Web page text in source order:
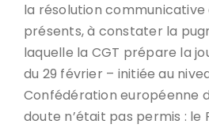
la résolution
présents, à constater la
laquelle la CGT prépare la
du 29 février – initiée au
Confédération européenne
doute n’était pas permis : le